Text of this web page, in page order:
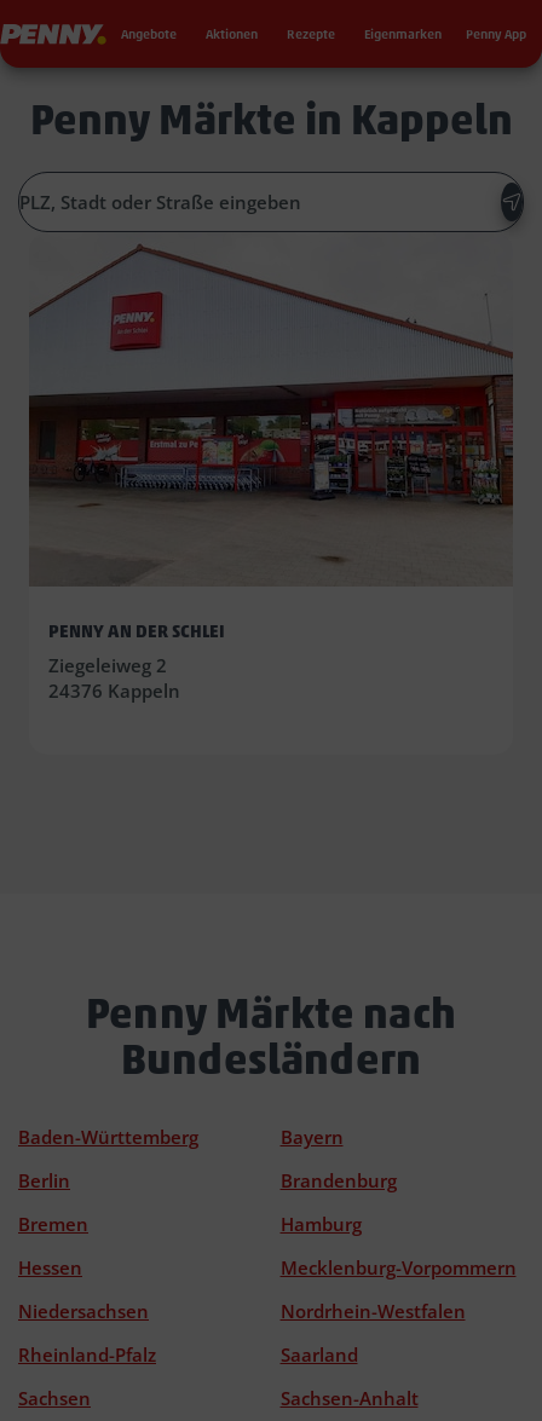
Penny Angebote Aktionen Rezepte Eigenmarken Penny App
Penny Märkte in Kappeln
PENNY AN DER SCHLEI
Ziegeleiweg 2
24376 Kappeln
Penny Märkte nach
Bundesländern
Baden-Württemberg
Bayern
Berlin
Brandenburg
Bremen
Hamburg
Hessen
Mecklenburg-Vorpommern
Niedersachsen
Nordrhein-Westfalen
Rheinland-Pfalz
Saarland
Sachsen
Sachsen-Anhalt